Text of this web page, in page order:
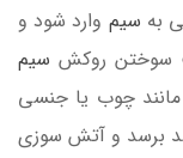
به سیم وارد شود و
سوختن روکش سیم
چوب یا جنسی
برسد و آتش سوزی